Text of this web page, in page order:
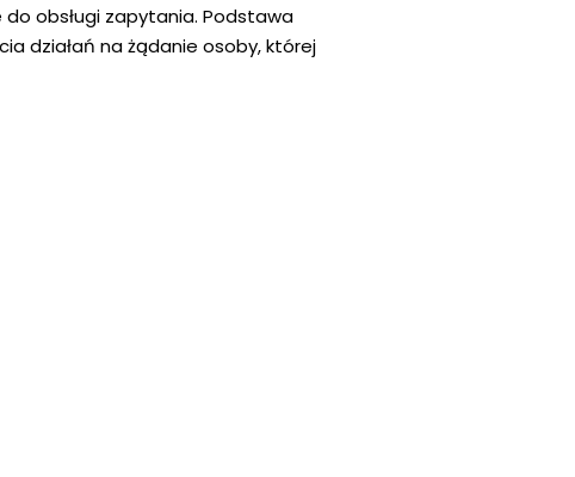
obsługi zapytania. Podstawa
działań na żądanie osoby, której